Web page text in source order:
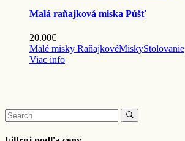
Malá raňajková miska Púšť
20.00€
Malé misky RaňajkovéMiskyStolovanie
Viac info
Search
for: